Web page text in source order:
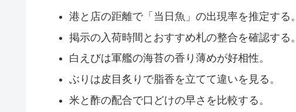
港と店の距離で「当日魚」の出現率を推定する。
掲示の入荷時間とおすすめ札の整合を確認する。
白えびは軍艦の海苔の香り薄めが好相性。
ぶりは皮目炙りで脂香を立てて違いを見る。
米と酢の配合で口どけの早さを比較する。